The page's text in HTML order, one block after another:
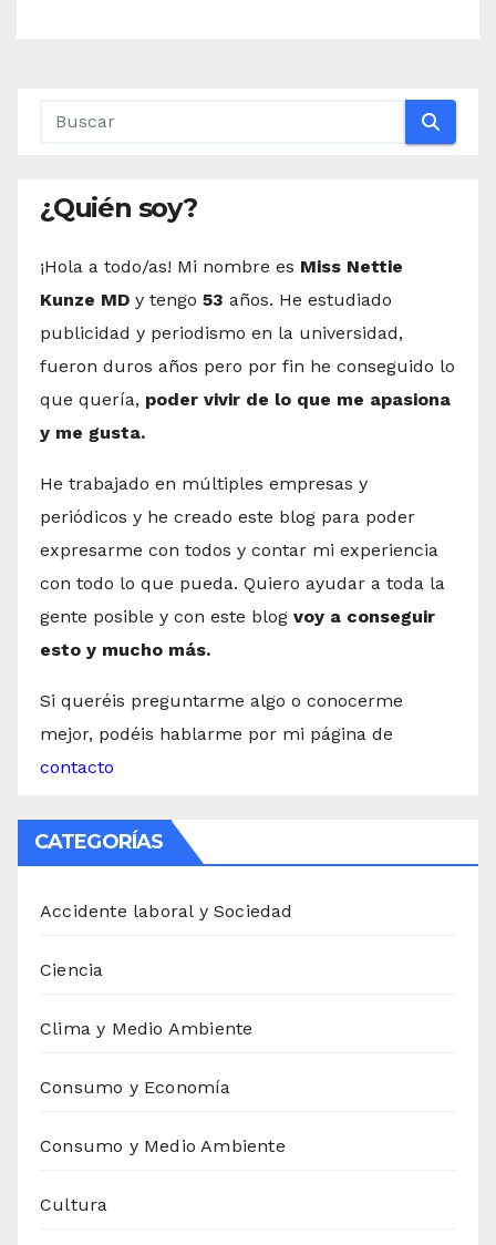
¿Quién soy?
¡Hola a todo/as! Mi nombre es Miss Nettie
Kunze MD y tengo 53 años. He estudiado
publicidad y periodismo en la universidad,
fueron duros años pero por fin he conseguido lo
que quería, poder vivir de lo que me apasiona
y me gusta.
He trabajado en múltiples empresas y
periódicos y he creado este blog para poder
expresarme con todos y contar mi experiencia
con todo lo que pueda. Quiero ayudar a toda la
gente posible y con este blog voy a conseguir
esto y mucho más.
Si queréis preguntarme algo o conocerme
mejor, podéis hablarme por mi página de
contacto
CATEGORÍAS
Accidente laboral y Sociedad
Ciencia
Clima y Medio Ambiente
Consumo y Economía
Consumo y Medio Ambiente
Cultura